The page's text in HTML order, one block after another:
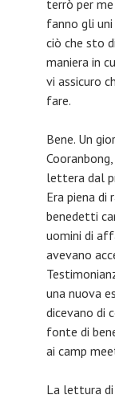
terrò per
fanno gli
ciò che sto
maniera in
vi assicuro
fare.
Bene. Un
lettera dal
Era piena di
benedetti
uomini di
avevano
una nuova
dicevano di
fonte di
ai camp
La lettura